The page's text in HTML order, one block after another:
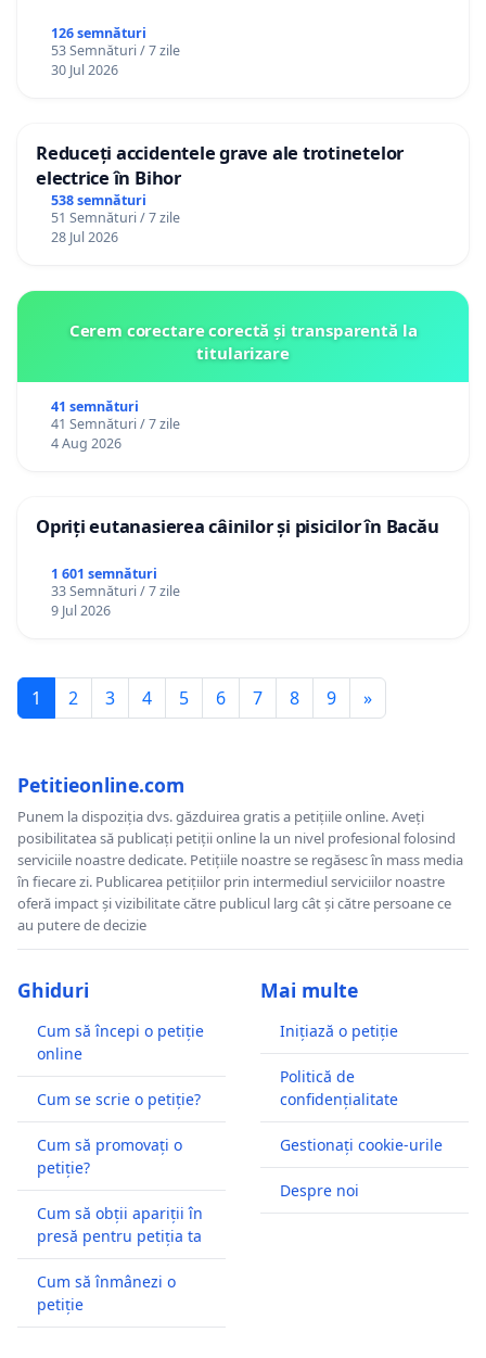
126 semnături
53 Semnături / 7 zile
30 Jul 2026
Reduceți accidentele grave ale trotinetelor
electrice în Bihor
538 semnături
51 Semnături / 7 zile
28 Jul 2026
Cerem corectare corectă și transparentă la
titularizare
41 semnături
41 Semnături / 7 zile
4 Aug 2026
Opriți eutanasierea câinilor și pisicilor în Bacău
1 601 semnături
33 Semnături / 7 zile
9 Jul 2026
1 2 3 4 5 6 7 8 9 »
Petitieonline.com
Punem la dispoziția dvs. găzduirea gratis a petițiile online. Aveți
posibilitatea să publicați petiții online la un nivel profesional folosind
serviciile noastre dedicate. Petițiile noastre se regăsesc în mass media
în fiecare zi. Publicarea petițiilor prin intermediul serviciilor noastre
oferă impact și vizibilitate către publicul larg cât și către persoane ce
au putere de decizie
Ghiduri
Cum să începi o petiție
online
Cum se scrie o petiție?
Cum să promovați o
petiție?
Cum să obții apariții în
presă pentru petiția ta
Cum să înmânezi o
petiție
Mai multe
Inițiază o petiție
Politică de
confidențialitate
Gestionați cookie-urile
Despre noi